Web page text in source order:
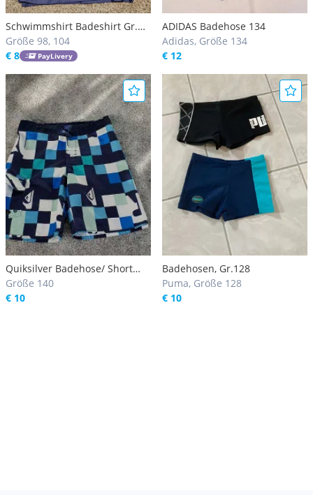
Schwimmshirt Badeshirt Gr.
98/104, 2-4 Jahre
Größe 98, 104
€ 8
PayLivery
ADIDAS Badehose 134
Adidas, Größe 134
€ 12
Quiksilver Badehose/ Short
Gr.140 Knaben
Größe 140
€ 10
Badehosen, Gr.128
Puma, Größe 128
€ 10